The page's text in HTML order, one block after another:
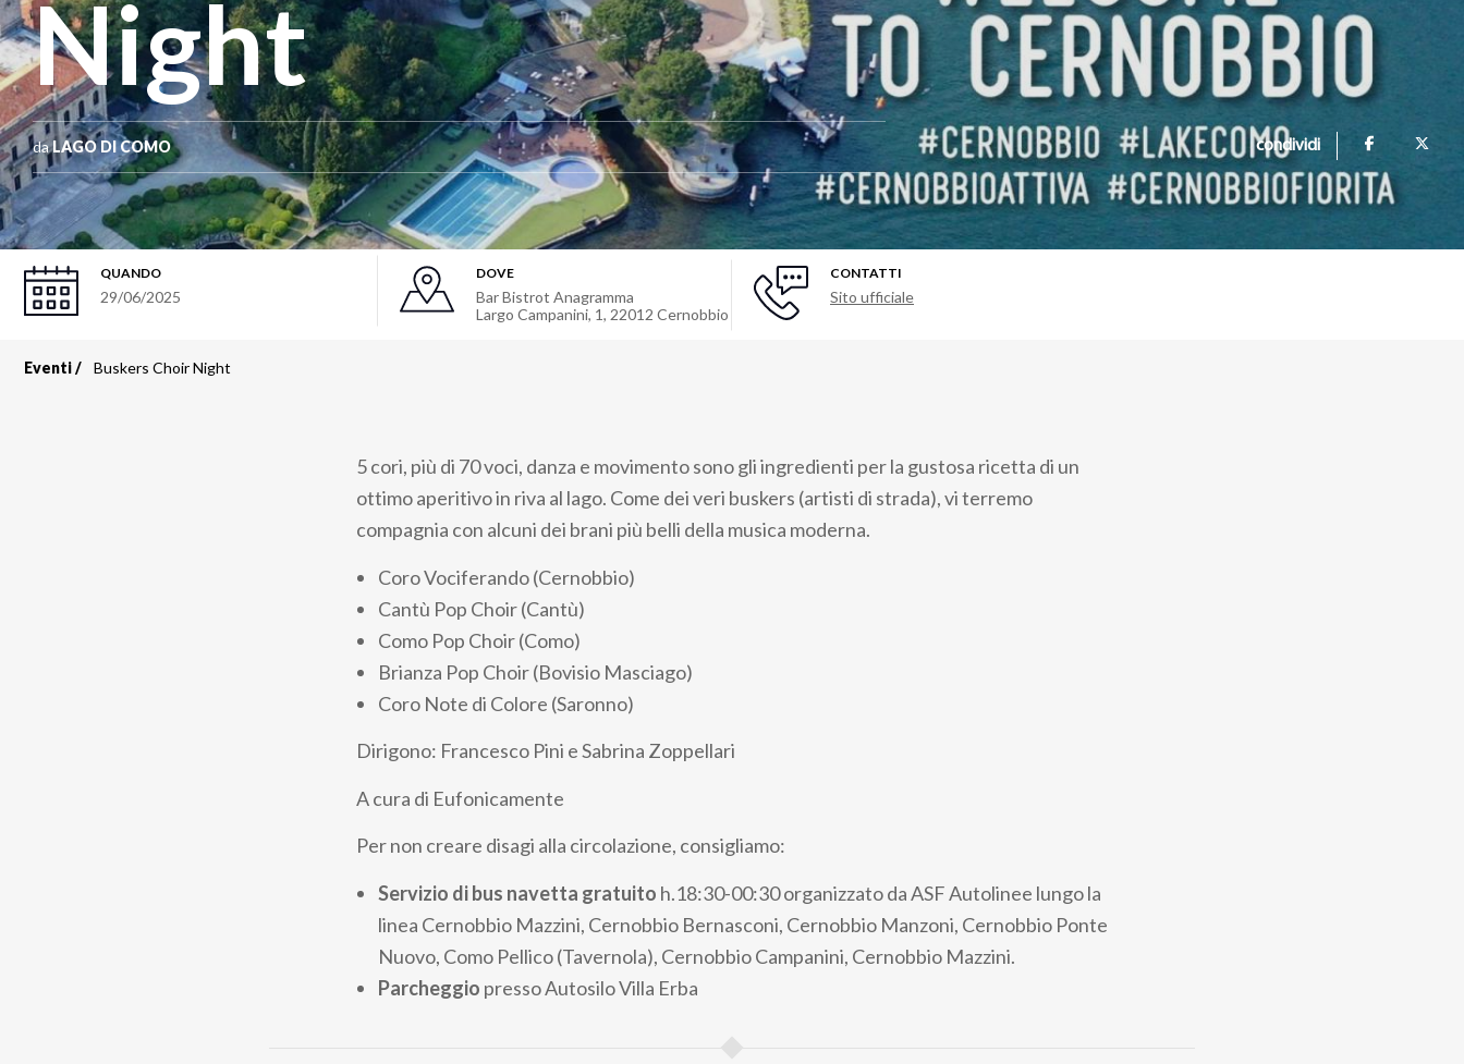
Night
daLAGO DI COMO condividi
QUANDO
29/06/2025
DOVE
Bar Bistrot Anagramma
Largo Campanini, 1, 22012 Cernobbio
CONTATTI
Sito ufficiale
Eventi Buskers Choir Night
5 cori, più di 70 voci, danza e movimento sono gli ingredienti per la gustosa ricetta di un
ottimo aperitivo in riva al lago. Come dei veri buskers (artisti di strada), vi terremo
compagnia con alcuni dei brani più belli della musica moderna.
Coro Vociferando (Cernobbio)
Cantù Pop Choir (Cantù)
Como Pop Choir (Como)
Brianza Pop Choir (Bovisio Masciago)
Coro Note di Colore (Saronno)
Dirigono: Francesco Pini e Sabrina Zoppellari
A cura di Eufonicamente
Per non creare disagi alla circolazione, consigliamo:
Servizio di bus navetta gratuito h.18:30-00:30 organizzato da ASF Autolinee lungo la
linea Cernobbio Mazzini, Cernobbio Bernasconi, Cernobbio Manzoni, Cernobbio Ponte
Nuovo, Como Pellico (Tavernola), Cernobbio Campanini, Cernobbio Mazzini.
Parcheggio presso Autosilo Villa Erba